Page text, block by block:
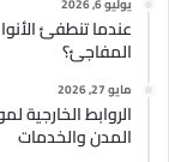
المفاجئ؟
مايو 27, 2026
الروابط
المدن والخدمات